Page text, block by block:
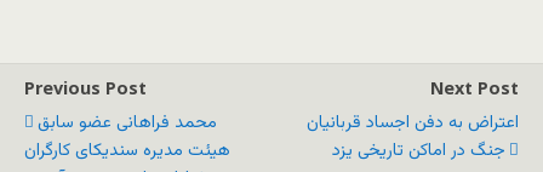
Previous Post
محمد فراهانی عضو سابق
هیئت مدیره سندیکای کارگران
Next Post
اعتراض به دفن اجساد قربانیان
جنگ در اماکن تاریخی یزد